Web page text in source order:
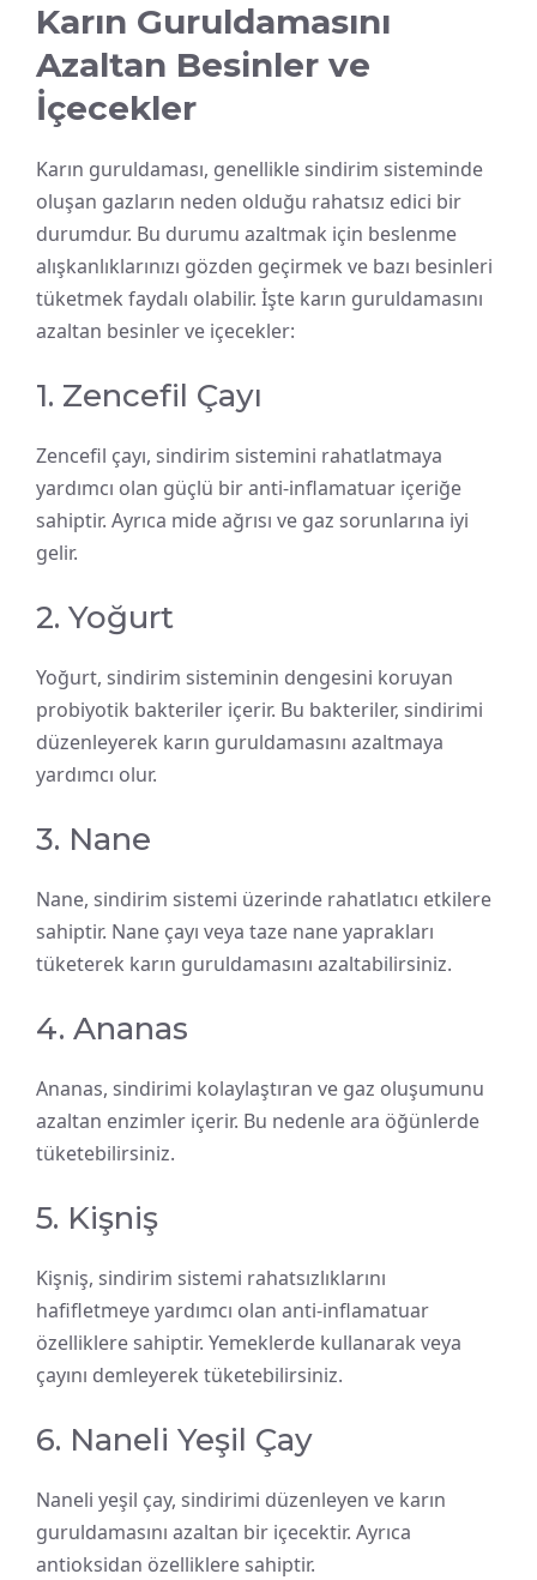
Karın Guruldamasını
Azaltan Besinler ve
İçecekler
Karın guruldaması, genellikle sindirim sisteminde
oluşan gazların neden olduğu rahatsız edici bir
durumdur. Bu durumu azaltmak için beslenme
alışkanlıklarınızı gözden geçirmek ve bazı besinleri
tüketmek faydalı olabilir. İşte karın guruldamasını
azaltan besinler ve içecekler:
1. Zencefil Çayı
Zencefil çayı, sindirim sistemini rahatlatmaya
yardımcı olan güçlü bir anti-inflamatuar içeriğe
sahiptir. Ayrıca mide ağrısı ve gaz sorunlarına iyi
gelir.
2. Yoğurt
Yoğurt, sindirim sisteminin dengesini koruyan
probiyotik bakteriler içerir. Bu bakteriler, sindirimi
düzenleyerek karın guruldamasını azaltmaya
yardımcı olur.
3. Nane
Nane, sindirim sistemi üzerinde rahatlatıcı etkilere
sahiptir. Nane çayı veya taze nane yaprakları
tüketerek karın guruldamasını azaltabilirsiniz.
4. Ananas
Ananas, sindirimi kolaylaştıran ve gaz oluşumunu
azaltan enzimler içerir. Bu nedenle ara öğünlerde
tüketebilirsiniz.
5. Kişniş
Kişniş, sindirim sistemi rahatsızlıklarını
hafifletmeye yardımcı olan anti-inflamatuar
özelliklere sahiptir. Yemeklerde kullanarak veya
çayını demleyerek tüketebilirsiniz.
6. Naneli Yeşil Çay
Naneli yeşil çay, sindirimi düzenleyen ve karın
guruldamasını azaltan bir içecektir. Ayrıca
antioksidan özelliklere sahiptir.